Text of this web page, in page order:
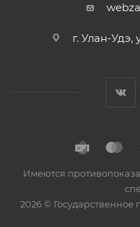
г. Улан-Удэ,
Имеются
2026 ©